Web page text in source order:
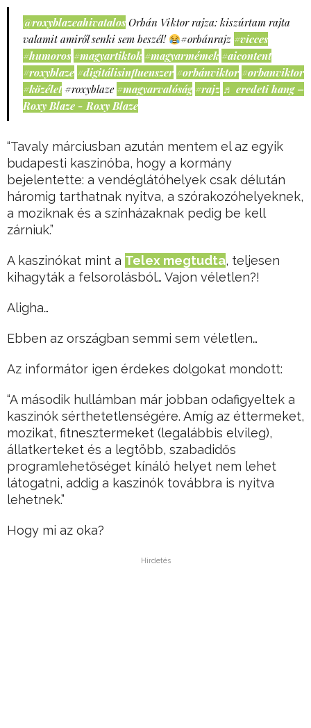
@roxyblazeahivatalos Orbán Viktor rajza: kiszúrtam rajta
valamit amiről senki sem beszél!
#orbánrajz #vicces
#humoros #magyartiktok #magyarmémek #aicontent
#roxyblaze #digitálisinfluenszer #orbánviktor #orbanviktor
#közélet #roxyblaze #magyarvalóság #rajz ♬ eredeti hang –
Roxy Blaze - Roxy Blaze
“Tavaly márciusban azután mentem el az egyik
budapesti kaszinóba, hogy a kormány
bejelentette: a vendéglátóhelyek csak délután
háromig tarthatnak nyitva, a szórakozóhelyeknek,
a moziknak és a színházaknak pedig be kell
zárniuk.”
A kaszinókat mint a Telex megtudta, teljesen
kihagyták a felsorolásból… Vajon véletlen?!
Aligha…
Ebben az országban semmi sem véletlen…
Az informátor igen érdekes dolgokat mondott:
“A második hullámban már jobban odafigyeltek a
kaszinók sérthetetlenségére. Amíg az éttermeket,
mozikat, fitnesztermeket (legalábbis elvileg),
állatkerteket és a legtöbb, szabadidős
programlehetőséget kínáló helyet nem lehet
látogatni, addig a kaszinók továbbra is nyitva
lehetnek.”
Hogy mi az oka?
Hirdetés